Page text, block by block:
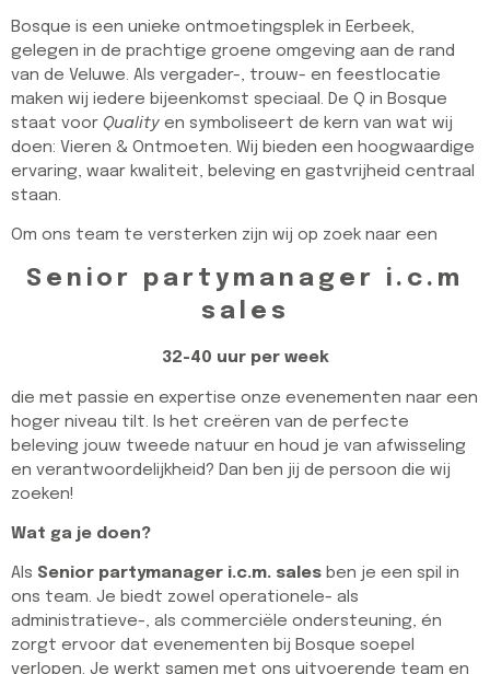
Bosque is een unieke ontmoetingsplek in Eerbeek,
gelegen in de prachtige groene omgeving aan de rand
van de Veluwe. Als vergader-, trouw- en feestlocatie
maken wij iedere bijeenkomst speciaal. De Q in Bosque
staat voor Quality en symboliseert de kern van wat wij
doen: Vieren & Ontmoeten. Wij bieden een hoogwaardige
ervaring, waar kwaliteit, beleving en gastvrijheid centraal
staan.
Om ons team te versterken zijn wij op zoek naar een
Senior partymanager i.c.m
sales
32-40 uur per week
die met passie en expertise onze evenementen naar een
hoger niveau tilt. Is het creëren van de perfecte
beleving jouw tweede natuur en houd je van afwisseling
en verantwoordelijkheid? Dan ben jij de persoon die wij
zoeken!
Wat ga je doen?
Als Senior partymanager i.c.m. sales ben je een spil in
ons team. Je biedt zowel operationele- als
administratieve-, als commerciële ondersteuning, én
zorgt ervoor dat evenementen bij Bosque soepel
verlopen. Je werkt samen met ons uitvoerende team en